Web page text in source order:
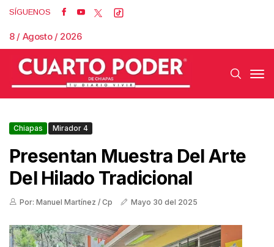
SÍGUENOS
8 / Agosto / 2026
Chiapas Mirador 4
Presentan Muestra Del Arte
Del Hilado Tradicional
Por: Manuel Martínez / Cp Mayo 30 del 2025